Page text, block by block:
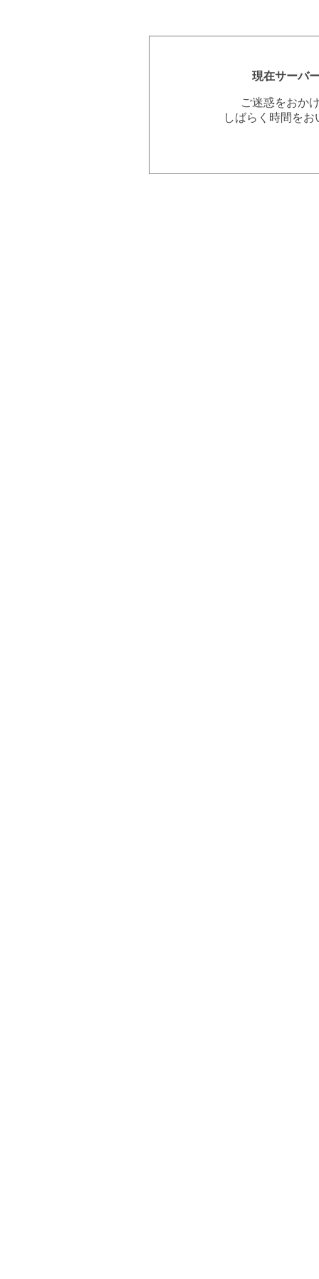
現在サーバ
ご迷惑をおか
しばらく時間を